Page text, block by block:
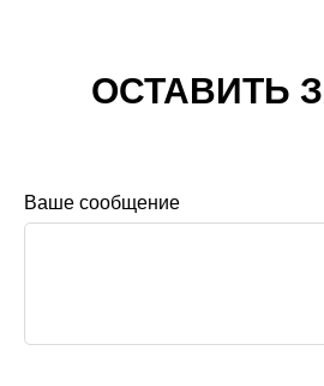
ОСТАВИТЬ
Ваше сообщение